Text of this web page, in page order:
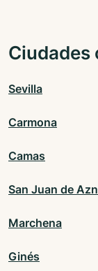
Ciudades
Sevilla
Carmona
Camas
San Juan de
Marchena
Ginés